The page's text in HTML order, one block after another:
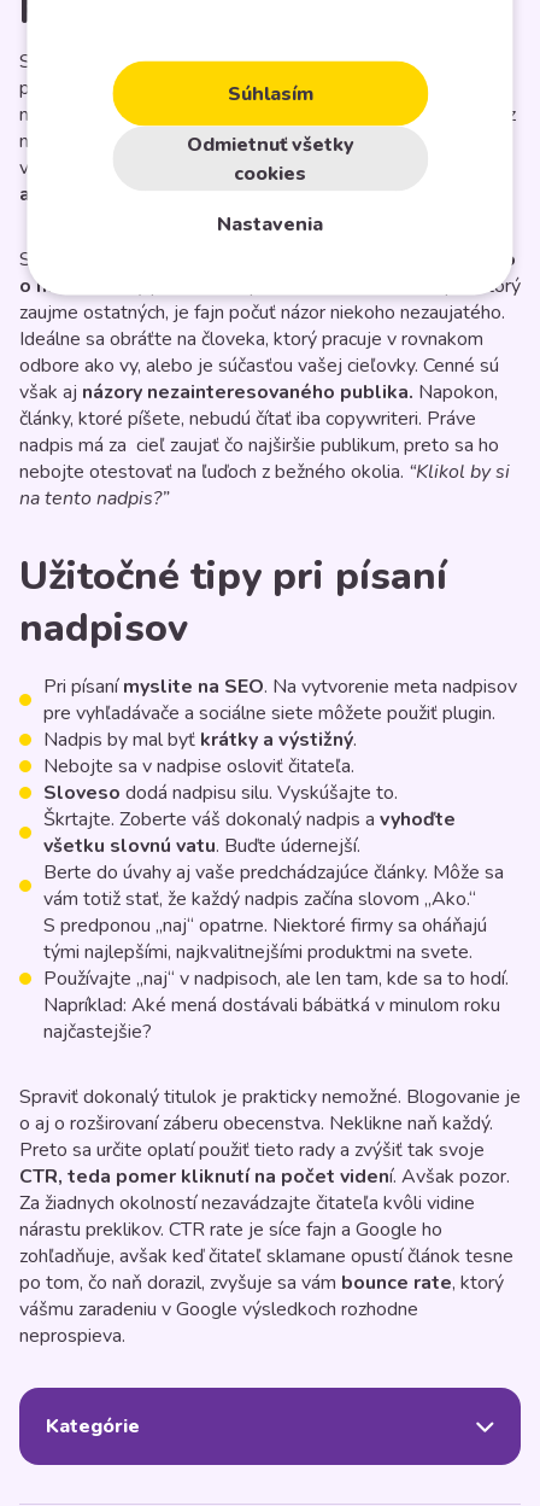
Sadnite si a pokúste sa vymyslieť 5 rôznych verzií nadpisu
pre váš článok. Z nich potom vyberte jeden, ktorý sa vám
najviac páči.Vyhraďte si 10 – 20 minút
, počas ktorých sa z
neho pokúsite vytvoriť rôzne obmeny. Nechajte vaše
výtvory trochu odstáť a potom z nich
alebo viac finalistov
Svoje nápady zhrňte a nebojte sa
poprosiť niekoho iného
o názor.
Druhý pár očí vám pomôže. Ak chcete nadpis, ktorý
zaujme ostatných, je fajn počuť názor niekoho nezaujatého.
Ideálne sa obráťte na človeka, ktorý pracuje v rovnakom
odbore ako vy, alebo je súčasťou vašej cieľovky. Cenné sú
však aj názory nezainteresovaného publika. Napokon,
články, ktoré píšete, nebudú čítať iba copywriteri. Práve
nadpis má za cieľ zaujať čo najširšie publikum, preto sa ho
nebojte otestovať na ľuďoch z bežného okolia. “Klikol by si
na tento nadpis?”
Užitočné tipy pri písaní
nadpisov
Pri písanímyslite na SEO. Na vytvorenie meta nadpisov
pre vyhľadávače a sociálne siete môžete použiť plugin.
Nadpis by mal byť krátky a výstižný.
Nebojte sa v nadpise osloviť čitateľa.
Sloveso dodá nadpisu silu. Vyskúšajte to.
Škrtajte. Zoberte váš dokonalý nadpis a vyhoďte
všetku slovnú vatu. Buďte údernejší.
Berte do úvahy aj vaše predchádzajúce články. Môže sa
vám totiž stať, že každý nadpis začína slovom „Ako.“
S predponou „naj“ opatrne. Niektoré firmy sa oháňajú
tými najlepšími, najkvalitnejšími produktmi na svete.
Používajte „naj“ v nadpisoch, ale len tam, kde sa to hodí.
Napríklad: Aké mená dostávali bábätká v minulom roku
najčastejšie?
Spraviť dokonalý titulok je prakticky nemožné. Blogovanie je
o aj o rozširovaní záberu obecenstva. Neklikne naň každý.
Preto sa určite oplatí použiť tieto rady a zvýšiť tak svoje
CTR, teda pomer kliknutí na počet videní. Avšak pozor.
Za žiadnych okolností nezavádzajte čitateľa kvôli vidine
nárastu preklikov. CTR rate je síce fajn a Google ho
zohľadňuje, avšak keď čitateľ sklamane opustí článok tesne
po tom, čo naň dorazil, zvyšuje sa vám bounce rate, ktorý
vášmu zaradeniu v Google výsledkoch rozhodne
neprospieva.
Kategórie
Súhlasím
Odmietnuť všetky
cookies
Nastavenia